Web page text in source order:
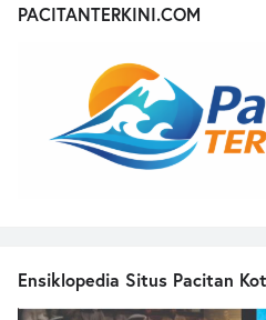
PACITANTERKINI.COM
Ensiklopedia Situs Pacitan